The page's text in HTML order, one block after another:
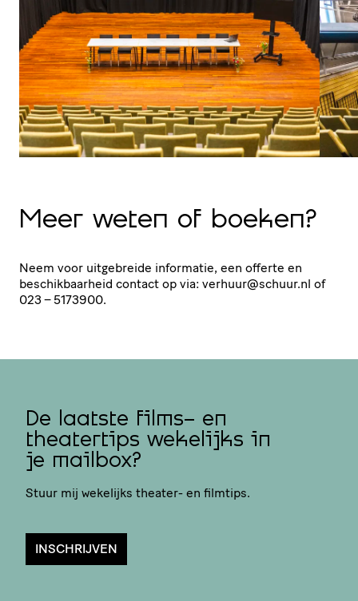
Meer weten of boeken?
Neem voor uitgebreide informatie, een offerte en
beschik­baar­heid contact op via: verhuur@​schuur.​nl of
023 – 5173900.
De laatste films- en
theatertips wekelijks in
je mailbox?
Stuur mij wekelijks theater- en filmtips.
INSCHRIJVEN